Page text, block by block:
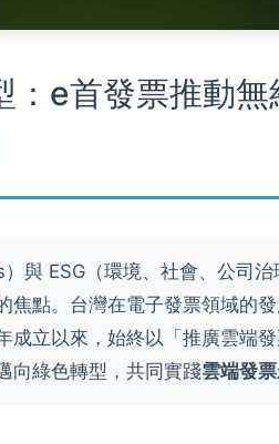
：e首發票推動
與 ESG（環境、社會、公司
焦點。台灣在電子發票領域的
成立以來，始終以「推廣雲端
向綠色轉型，共同實踐雲端發